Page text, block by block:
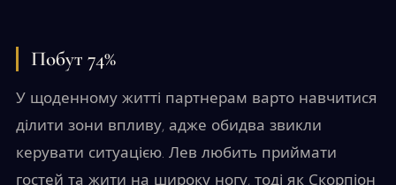
Побут 74%
У щоденному житті партнерам варто навчитися
ділити зони впливу, адже обидва звикли
керувати ситуацією. Лев любить приймати
гостей та жити на широку ногу, тоді як Скорпіон